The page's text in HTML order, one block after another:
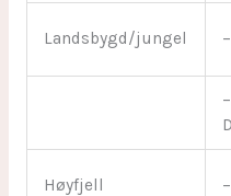
Landsbygd/jungel
–
Høyfjell